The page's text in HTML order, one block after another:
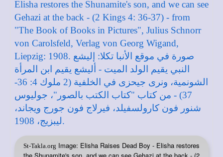
St-Takla.org Image: Elisha Raises Dead Boy - Elisha restores